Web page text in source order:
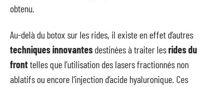
obtenu.
Au-delà du botox sur les rides, il existe en effet d’autres
techniques innovantes destinées à traiter lesrides du
fronttelles que l’utilisation des lasers fractionnés non
ablatifs ou encore l’injection d’acide hyaluronique. Ces